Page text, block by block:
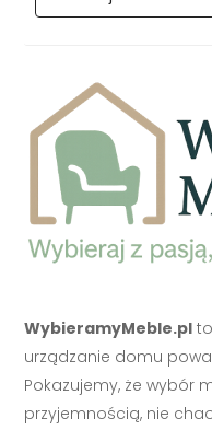
WybieramyMeble.pl
urządzanie domu
Pokazujemy, że wybór
przyjemnością, nie